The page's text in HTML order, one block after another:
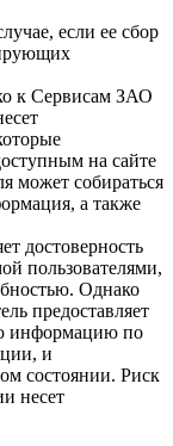
если ее сбор
к Сервисам ЗАО
на сайте
может собираться
а также
достоверность
пользователями,
Однако
предоставляет
информацию по
и
состоянии. Риск
несет